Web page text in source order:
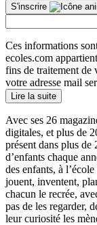
S'inscrire
Ces informations
ecoles.com
fins de traitement de
votre adresse mail
Lire la suite
Avec ses 26
digitales, et plus de
présent dans plus de
d’enfants chaque
des enfants, à
jouent, inventent,
chacun le recrée,
pas de les regarder,
leur curiosité les